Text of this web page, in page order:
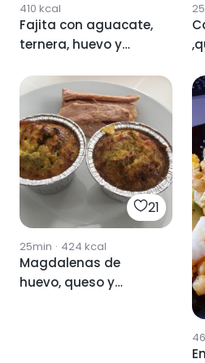
410 kcal
Fajita con aguacate,
ternera, huevo y
21
25min · 424 kcal
Magdalenas de
huevo, queso y